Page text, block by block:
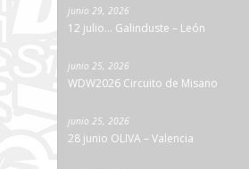
junio 29, 2026
12 julio… Galinduste – León
junio 25, 2026
WDW2026 Circuito de Misano
junio 25, 2026
28 junio OLIVA – Valencia